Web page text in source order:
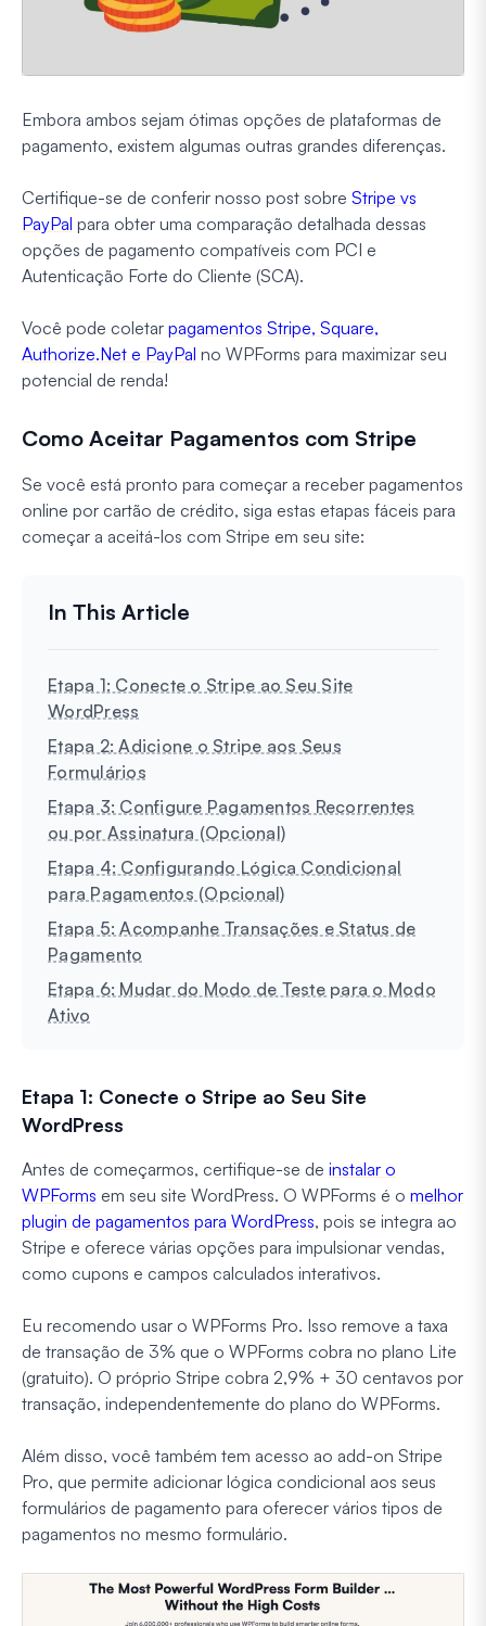
Embora ambos sejam ótimas opções de plataformas de
pagamento, existem algumas outras grandes diferenças.
Certifique-se de conferir nosso post sobre Stripe vs
PayPal para obter uma comparação detalhada dessas
opções de pagamento compatíveis com PCI e
Autenticação Forte do Cliente (SCA).
Você pode coletar pagamentos Stripe, Square,
Authorize.Net e PayPal no WPForms para maximizar seu
potencial de renda!
Como Aceitar Pagamentos com Stripe
Se você está pronto para começar a receber pagamentos
online por cartão de crédito, siga estas etapas fáceis para
começar a aceitá-los com Stripe em seu site:
Etapa 1: Conecte o Stripe ao Seu Site
WordPress
Etapa 2: Adicione o Stripe aos Seus
Formulários
Etapa 3: Configure Pagamentos Recorrentes
ou por Assinatura (Opcional)
Etapa 4: Configurando Lógica Condicional
para Pagamentos (Opcional)
Etapa 5: Acompanhe Transações e Status de
Pagamento
Etapa 6: Mudar do Modo de Teste para o Modo
Ativo
Etapa 1: Conecte o Stripe ao Seu Site
WordPress
Antes de começarmos, certifique-se de instalar o
WPForms em seu site WordPress. O WPForms é o melhor
plugin de pagamentos para WordPress, pois se integra ao
Stripe e oferece várias opções para impulsionar vendas,
como cupons e campos calculados interativos.
Eu recomendo usar o WPForms Pro. Isso remove a taxa
de transação de 3% que o WPForms cobra no plano Lite
(gratuito). O próprio Stripe cobra 2,9% + 30 centavos por
transação, independentemente do plano do WPForms.
Além disso, você também tem acesso ao add-on Stripe
Pro, que permite adicionar lógica condicional aos seus
formulários de pagamento para oferecer vários tipos de
pagamentos no mesmo formulário.